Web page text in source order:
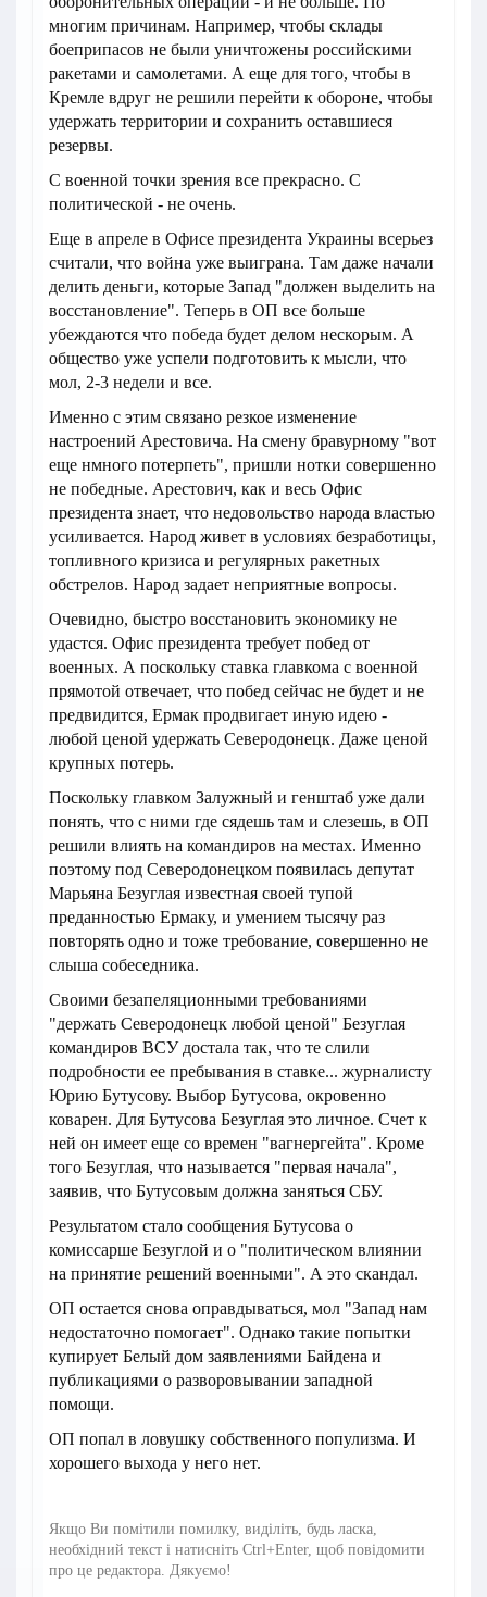
многим причинам. Например, чтобы склады
боеприпасов не были уничтожены российскими
ракетами и самолетами. А еще для того, чтобы в
Кремле вдруг не решили перейти к обороне, чтобы
удержать территории и сохранить оставшиеся
резервы.
С военной точки зрения все прекрасно. С
политической - не очень.
Еще в апреле в Офисе президента Украины всерьез
считали, что война уже выиграна. Там даже начали
делить деньги, которые Запад "должен выделить на
восстановление". Теперь в ОП все больше
убеждаются что победа будет делом нескорым. А
общество уже успели подготовить к мысли, что
мол, 2-3 недели и все.
Именно с этим связано резкое изменение
настроений Арестовича. На смену бравурному "вот
еще нмного потерпеть", пришли нотки совершенно
не победные. Арестович, как и весь Офис
президента знает, что недовольство народа властью
усиливается. Народ живет в условиях безработицы,
топливного кризиса и регулярных ракетных
обстрелов. Народ задает неприятные вопросы.
Очевидно, быстро восстановить экономику не
удастся. Офис президента требует побед от
военных. А поскольку ставка главкома с военной
прямотой отвечает, что побед сейчас не будет и не
предвидится, Ермак продвигает иную идею -
любой ценой удержать Северодонецк. Даже ценой
крупных потерь.
Поскольку главком Залужный и генштаб уже дали
понять, что с ними где сядешь там и слезешь, в ОП
решили влиять на командиров на местах. Именно
поэтому под Северодонецком появилась депутат
Марьяна Безуглая известная своей тупой
преданностью Ермаку, и умением тысячу раз
повторять одно и тоже требование, совершенно не
слыша собеседника.
Своими безапеляционными требованиями
"держать Северодонецк любой ценой" Безуглая
командиров ВСУ достала так, что те слили
подробности ее пребывания в ставке... журналисту
Юрию Бутусову. Выбор Бутусова, окровенно
коварен. Для Бутусова Безуглая это личное. Счет к
ней он имеет еще со времен "вагнергейта". Кроме
того Безуглая, что называется "первая начала",
заявив, что Бутусовым должна заняться СБУ.
Результатом стало сообщения Бутусова о
комиссарше Безуглой и о "политическом влиянии
на принятие решений военными". А это скандал.
ОП остается снова оправдываться, мол "Запад нам
недостаточно помогает". Однако такие попытки
купирует Белый дом заявлениями Байдена и
публикациями о разворовывании западной
помощи.
ОП попал в ловушку собственного популизма. И
хорошего выхода у него нет.
Якщо Ви помітили помилку, виділіть, будь ласка,
необхідний текст і натисніть Ctrl+Enter, щоб повідомити
про це редактора. Дякуємо!